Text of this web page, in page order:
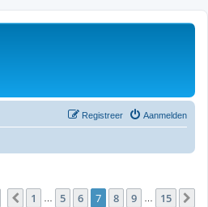
Aanmelden
Registreer
Pagina7 van15
Vorige
1 5 6 7 8 9 15